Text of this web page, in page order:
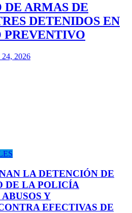
DE ARMAS DE
DETENIDOS EN
PREVENTIVO
24, 2026
LA DETENCIÓN DE
DE LA POLICÍA
Y
EFECTIVAS DE